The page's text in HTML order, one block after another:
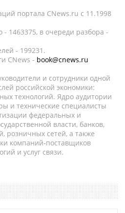
портала CNews.ru c 11.1998
1463375, в очереди разбора -
- 199231.
CNews - book@cnews.ru
и сотрудники одной
российской экономики:
технологий. Ядро аудитории
и технические специалисты
федеральных и
власти, банков,
сетей, а также
компаний-поставщиков
и услуг связи.